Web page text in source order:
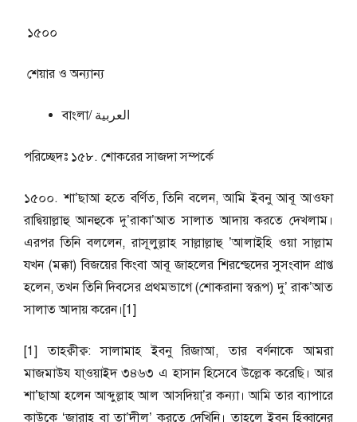
১৫০০
শেয়ার ও অন্যান্য
বাংলা/ العربية
পরিচ্ছেদঃ ১৫৮. শোকরের সাজদা সম্পর্কে
১৫০০. শা’ছাআ হতে বর্ণিত, তিনি বলেন, আমি ইবনু আবূ আওফা
রাদ্বিয়াল্লাহু আনহুকে দু’রাকা’আত সালাত আদায় করতে দেখলাম।
এরপর তিনি বললেন, রাসূলুল্লাহ সাল্লাল্লাহু ’আলাইহি ওয়া সাল্লাম
যখন (মক্কা) বিজয়ের কিংবা আবূ জাহলের শিরশ্ছেদের সুসংবাদ প্রাপ্ত
হলেন, তখন তিনি দিবসের প্রথমভাগে (শোকরানা স্বরূপ) দু’ রাক’আত
সালাত আদায় করেন।[1]
[1] তাহক্বীক্ব: সালামাহ ইবনু রিজাআ, তার বর্ণনাকে আমরা
মাজমাউয যা্ওয়াইদ ৩৪৬৩ এ হাসান হিসেবে উল্লেক করেছি। আর
শা’ছাআ হলেন আব্দুল্লাহ আল আসদিয়া্’র কন্যা। আমি তার ব্যাপারে
কাউকে ‘জারাহ বা তা’দীল’ করতে দেখিনি। তাহলে ইবনু হিব্বানের